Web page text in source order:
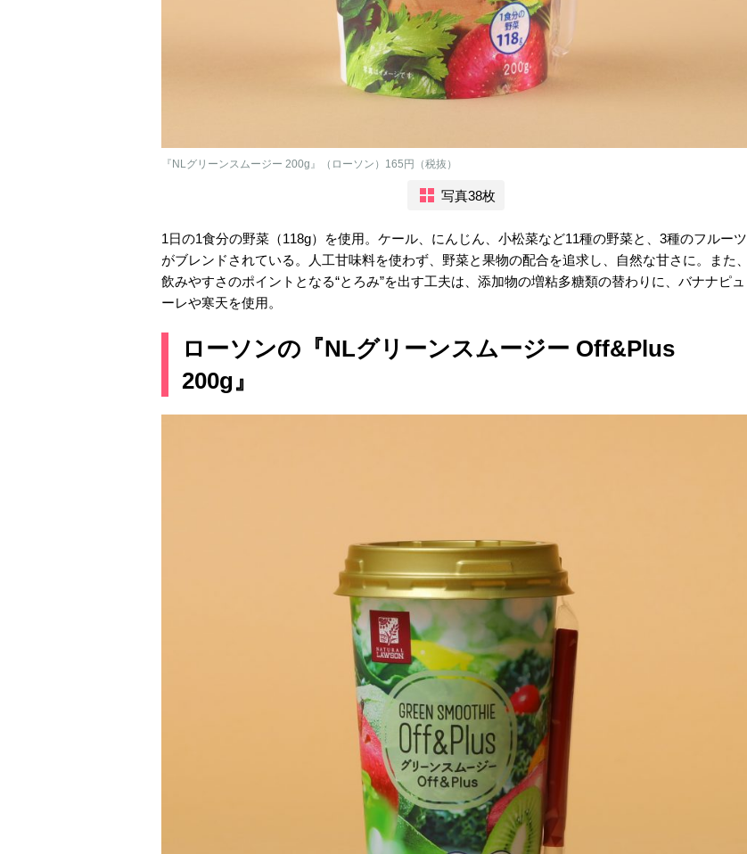
『NLグリーンスムージー 200g』（ローソン）165円（税抜）
写真38枚
1日の1食分の野菜（118g）を使用。ケール、にんじん、小松菜など11種の野菜と、3種のフルーツ
がブレンドされている。人工甘味料を使わず、野菜と果物の配合を追求し、自然な甘さに。また、
飲みやすさのポイントとなる“とろみ”を出す工夫は、添加物の増粘多糖類の替わりに、バナナピュ
ーレや寒天を使用。
ローソンの『NLグリーンスムージー Off&Plus
200g』